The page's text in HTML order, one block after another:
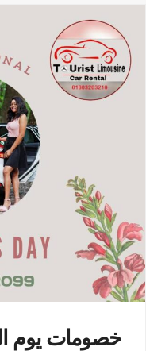
خصومات يوم